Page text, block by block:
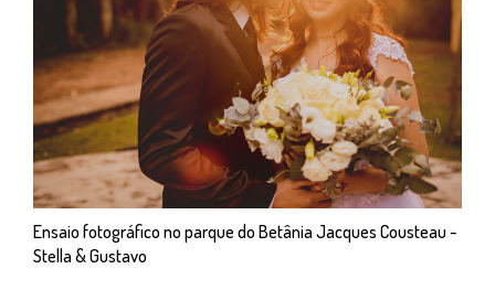
Ensaio fotográfico no parque do Betânia Jacques Cousteau -
Stella & Gustavo